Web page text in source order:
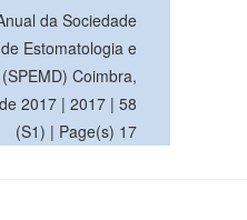
da Sociedade
Estomatologia e
Coimbra,
2017 | 2017 | 58
(S1) | Page(s) 17